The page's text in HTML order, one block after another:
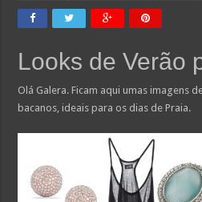
Looks de Verão
Olá Galera. Ficam aqui umas imagens
bacanos, ideais para os dias de Praia.